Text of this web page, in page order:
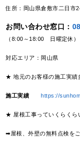
住所：岡山県倉敷市二日市
お問い合わせ窓口：
（8:00～18:00 日曜定休）
対応エリア：岡山県
★ 地元のお客様の施工実績
施工実績 https://
★ 屋根工事っていくらくら
➡屋根、外壁の無料点検を